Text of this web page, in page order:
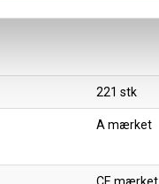
Læg i kurv
221 stk
A mærket